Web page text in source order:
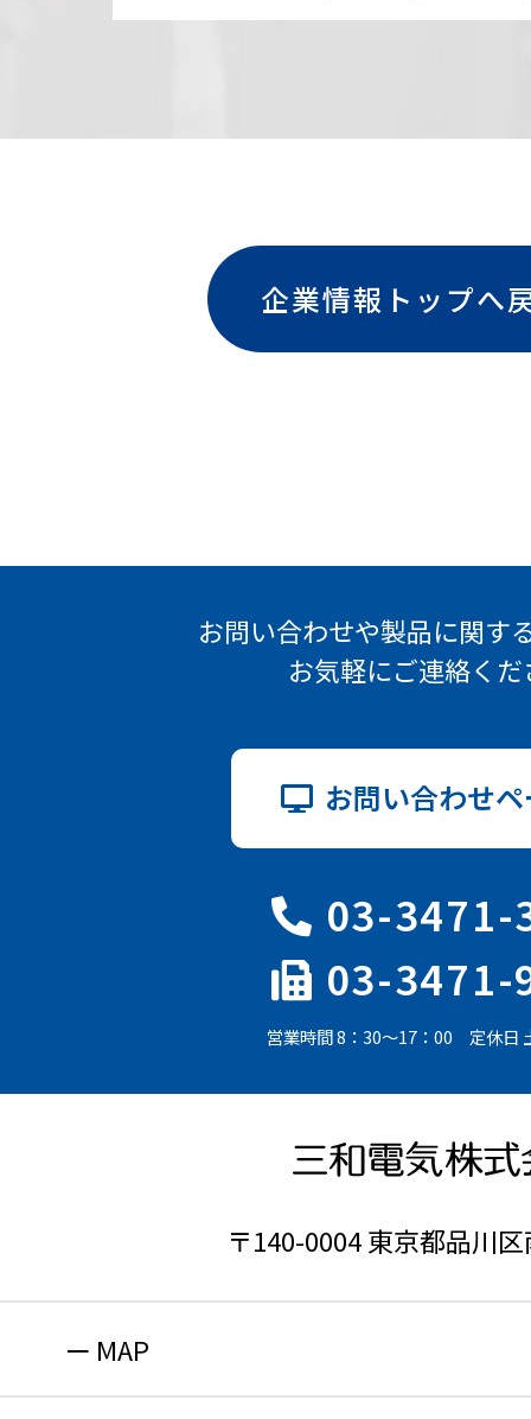
企業情報トップへ
お問い合わせや製品に関す
お気軽にご連絡く
お問い合わせ
03-3471-
03-3471-
営業時間 8：30～17：00 定休日
〒140-0004 東京都品川
MAP